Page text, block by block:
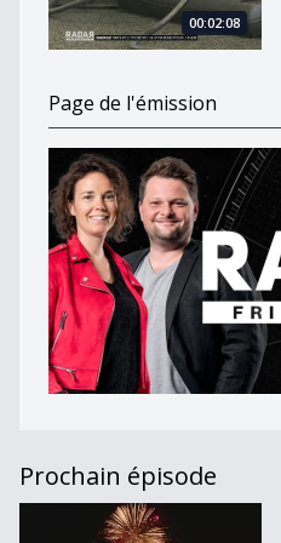
00:02:08
Page de l'émission
Prochain épisode
Journal du 30 juillet 2021